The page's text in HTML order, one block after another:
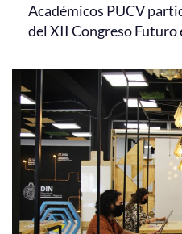
Académicos PUCV
del XII Congreso Futuro